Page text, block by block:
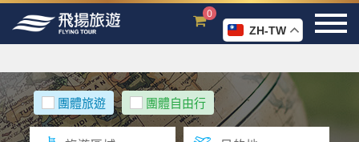
0
ZH-TW
團體旅遊 團體自由行